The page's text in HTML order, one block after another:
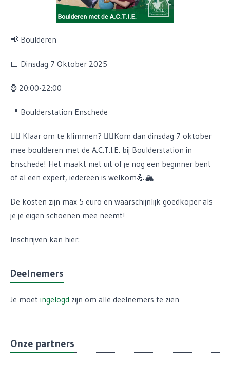
📢 Boulderen
📅 Dinsdag 7 Oktober 2025
⌚ 20:00-22:00
📍 Boulderstation Enschede
🧗‍♂ Klaar om te klimmen? 🧗‍♀Kom dan dinsdag 7 oktober
mee boulderen met de A.C.T.I.E. bij Boulderstation in
Enschede! Het maakt niet uit of je nog een beginner bent
of al een expert, iedereen is welkom💪🏔
De kosten zijn max 5 euro en waarschijnlijk goedkoper als
je je eigen schoenen mee neemt!
Inschrijven kan hier:
Deelnemers
Je moet ingelogd zijn om alle deelnemers te zien
Onze partners